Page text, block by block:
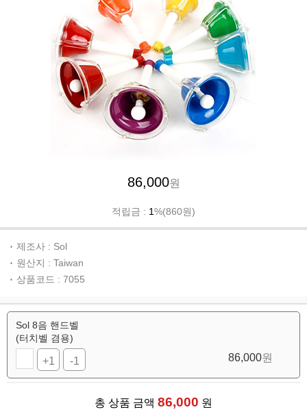
86,000원
적립금 : 1%(860원)
제조사 : Sol
원산지 : Taiwan
상품코드 : 7055
Sol 8음 핸드벨
(터치벨 겸용)
+1 -1 86,000원
총 상품 금액 86,000 원